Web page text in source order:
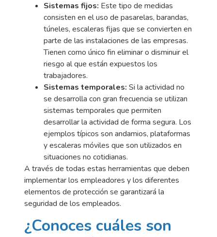
Sistemas fijos: Este tipo de medidas
consisten en el uso de pasarelas, barandas,
túneles, escaleras fijas que se convierten en
parte de las instalaciones de las empresas.
Tienen como único fin eliminar o disminuir el
riesgo al que están expuestos los
trabajadores.
Sistemas temporales: Si la actividad no
se desarrolla con gran frecuencia se utilizan
sistemas temporales que permiten
desarrollar la actividad de forma segura. Los
ejemplos típicos son andamios, plataformas
y escaleras móviles que son utilizados en
situaciones no cotidianas.
A través de todas estas herramientas que deben
implementar los empleadores y los diferentes
elementos de protección se garantizará la
seguridad de los empleados.
¿Conoces cuáles son